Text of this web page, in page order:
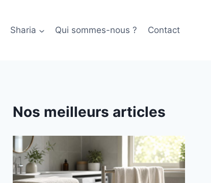
Sharia Qui sommes-nous ? Contact
Nos meilleurs articles